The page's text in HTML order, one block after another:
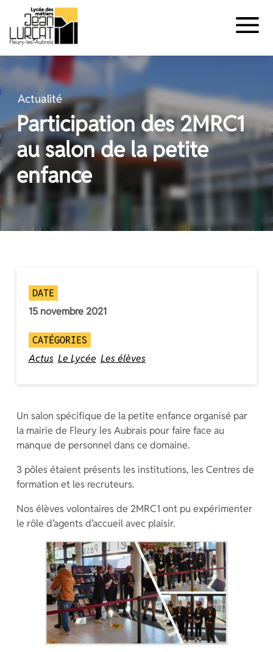
au
contenu
Actualité
Participation des 2MRC1
au salon de la petite
enfance
DATE
15 novembre 2021
CATÉGORIES
Actus Le Lycée Les élèves
Un salon spécifique de la petite enfance organisé par
la mairie de Fleury les Aubrais pour faire face au
manque de personnel dans ce domaine.
3 pôles étaient présents les institutions, les Centres de
formation et les recruteurs.
Nos élèves volontaires de 2MRC1 ont pu expérimenter
le rôle d’agents d’accueil avec plaisir.
Panneau de gestion des cookies